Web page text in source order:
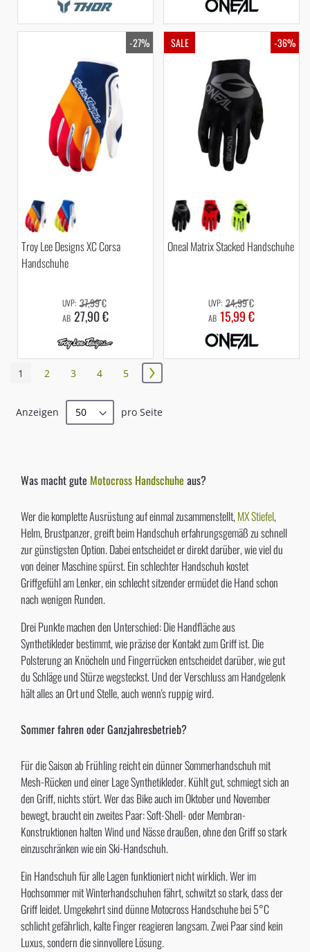
-27%
Troy Lee Designs XC Corsa
Handschuhe
AB 27,90 €
37,99 €
SALE -36%
Oneal Matrix Stacked Handschuhe
AB 15,99 €
24,99 €
Seite
Sie
gerade
1 Seite
2 Seite
3 Seite
4 Seite
5
Seite
Weiter
Anzeigen pro Seite
Was macht gute Motocross Handschuhe aus?
Wer die komplette Ausrüstung auf einmal zusammenstellt,MX Stiefel,
Helm, Brustpanzer, greift beim Handschuh erfahrungsgemäß zu schnell
zur günstigsten Option. Dabei entscheidet er direkt darüber, wie viel du
von deiner Maschine spürst. Ein schlechter Handschuh kostet
Griffgefühl am Lenker, ein schlecht sitzender ermüdet die Hand schon
nach wenigen Runden.
Drei Punkte machen den Unterschied: Die Handfläche aus
Synthetikleder bestimmt, wie präzise der Kontakt zum Griff ist. Die
Polsterung an Knöcheln und Fingerrücken entscheidet darüber, wie gut
du Schläge und Stürze wegsteckst. Und der Verschluss am Handgelenk
hält alles an Ort und Stelle, auch wenn's ruppig wird.
Sommer fahren oder Ganzjahresbetrieb?
Für die Saison ab Frühling reicht ein dünner Sommerhandschuh mit
Mesh-Rücken und einer Lage Synthetikleder. Kühlt gut, schmiegt sich an
den Griff, nichts stört. Wer das Bike auch im Oktober und November
bewegt, braucht ein zweites Paar: Soft-Shell- oder Membran-
Konstruktionen halten Wind und Nässe draußen, ohne den Griff so stark
einzuschränken wie ein Ski-Handschuh.
Ein Handschuh für alle Lagen funktioniert nicht wirklich. Wer im
Hochsommer mit Winterhandschuhen fährt, schwitzt so stark, dass der
Griff leidet. Umgekehrt sind dünne Motocross Handschuhe bei 5°C
schlicht gefährlich, kalte Finger reagieren langsam. Zwei Paar sind kein
Luxus, sondern die sinnvollere Lösung.